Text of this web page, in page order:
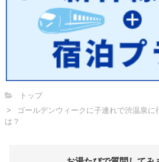
トップ
ゴールデンウィークに子連れで渋温泉
は？